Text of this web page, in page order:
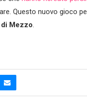
Questo nuovo gioco
Mezzo.